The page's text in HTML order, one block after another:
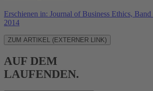
Erschienen in: Journal of Business Ethics,
2014
ZUM ARTIKEL (EXTERNER LINK)
AUF DEM
LAUFENDEN.